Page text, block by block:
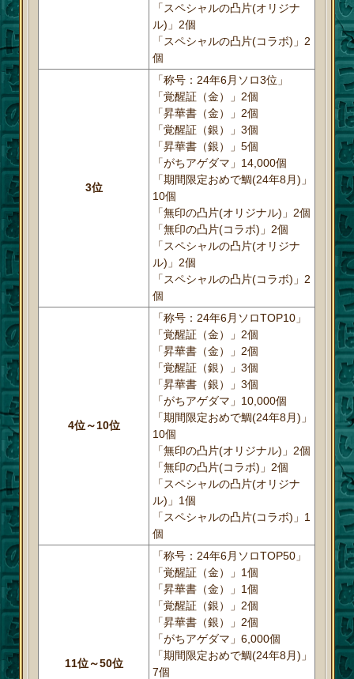
「スペシャルの凸片(オリジナ
ル)」2個
「スペシャルの凸片(コラボ)」2
個
3位
「称号：24年6月ソロ3位」
「覚醒証（金）」2個
「昇華書（金）」2個
「覚醒証（銀）」3個
「昇華書（銀）」5個
「がちアゲダマ」14,000個
「期間限定おめで鯛(24年8月)」
10個
「無印の凸片(オリジナル)」2個
「無印の凸片(コラボ)」2個
「スペシャルの凸片(オリジナ
ル)」2個
「スペシャルの凸片(コラボ)」2
個
4位～10位
「称号：24年6月ソロTOP10」
「覚醒証（金）」2個
「昇華書（金）」2個
「覚醒証（銀）」3個
「昇華書（銀）」3個
「がちアゲダマ」10,000個
「期間限定おめで鯛(24年8月)」
10個
「無印の凸片(オリジナル)」2個
「無印の凸片(コラボ)」2個
「スペシャルの凸片(オリジナ
ル)」1個
「スペシャルの凸片(コラボ)」1
個
11位～50位
「称号：24年6月ソロTOP50」
「覚醒証（金）」1個
「昇華書（金）」1個
「覚醒証（銀）」2個
「昇華書（銀）」2個
「がちアゲダマ」6,000個
「期間限定おめで鯛(24年8月)」
7個